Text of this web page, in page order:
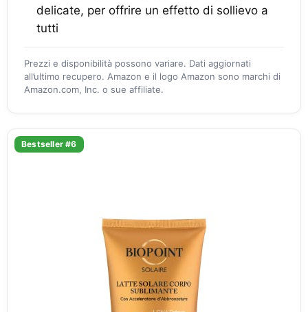
delicate, per offrire un effetto di sollievo a
tutti
Prezzi e disponibilità possono variare. Dati aggiornati
all’ultimo recupero. Amazon e il logo Amazon sono marchi di
Amazon.com, Inc. o sue affiliate.
Bestseller #6